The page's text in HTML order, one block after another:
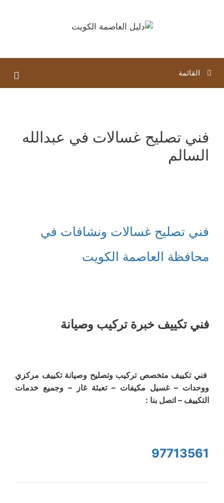
القائمة
فني تصليح غسالات في عبدالله
السالم
فني تصليح غسالات ونشافات في
محافظة العاصمة الكويت
فني تكييف خبرة تركيب وصيانة
فني تكييف متخصص تركيب وتصليح وصيانة تكييف مركزي
ووحدات – غسيل مكيفات – تعبئة غاز – وجميع خدمات
التكييف – اتصل بنا :
97713561